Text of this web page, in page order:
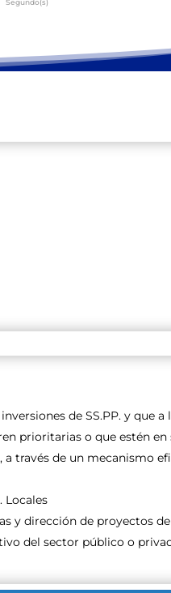
de SS.PP. y que a
prioritarias o que estén
través de un mecanismo
Locales
y dirección de proyectos
del sector público o